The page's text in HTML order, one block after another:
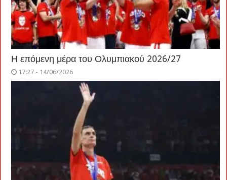
Η επόμενη μέρα του Ολυμπιακού 2026/27
17:27 - 14/06/2026